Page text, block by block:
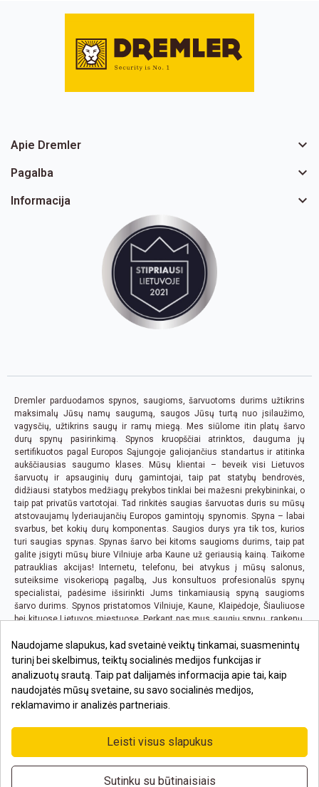
Apie Dremler 
Pagalba 
Informacija 
Dremler parduodamos spynos, saugioms, šarvuotoms durims užtikrins
maksimalų Jūsų namų saugumą, saugos Jūsų turtą nuo įsilaužimo,
vagysčių, užtikrins saugų ir ramų miegą. Mes siūlome itin platų šarvo
durų spynų pasirinkimą. Spynos kruopščiai atrinktos, dauguma jų
sertifikuotos pagal Europos Sąjungoje galiojančius standartus ir atitinka
aukščiausias saugumo klases. Mūsų klientai – beveik visi Lietuvos
šarvuotų ir apsauginių durų gamintojai, taip pat statybų bendrovės,
didžiausi statybos medžiagų prekybos tinklai bei mažesni prekybininkai, o
taip pat privatūs vartotojai. Tad rinkitės saugias šarvuotas duris su mūsų
atstovaujamų lyderiaujančių Europos gamintojų spynomis. Spyna – labai
svarbus, bet kokių durų komponentas. Saugios durys yra tik tos, kurios
turi saugias spynas. Spynas šarvo bei kitoms saugioms durims, taip pat
galite įsigyti mūsų biure Vilniuje arba Kaune už geriausią kainą. Taikome
patrauklias akcijas! Internetu, telefonu, bei atvykus į mūsų salonus,
suteiksime visokeriopą pagalbą, Jus konsultuos profesionalūs spynų
specialistai, padėsime išsirinkti Jums tinkamiausią spyną saugioms
šarvo durims. Spynos pristatomos Vilniuje, Kaune, Klaipėdoje, Šiauliuose
bei kituose Lietuvos miestuose. Perkant pas mus saugių spynų, rankenų,
Jūsų būsto ar biuro yra nemokamas visoje Lietuvoje.
Naudojame slapukus, kad svetainė veiktų tinkamai, suasmenintų
turinį bei skelbimus, teiktų socialinės medijos funkcijas ir
analizuotų srautą. Taip pat dalijamės informacija apie tai, kaip
naudojatės mūsų svetaine, su savo socialinės medijos,
reklamavimo ir analizės partneriais.
Leisti visus slapukus
Sutinku su būtinaisiais